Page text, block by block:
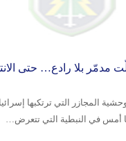
مدمّر بلا رادع… حتى
المجازر التي ترتكبها
أمس في النبطية التي تتعرض…